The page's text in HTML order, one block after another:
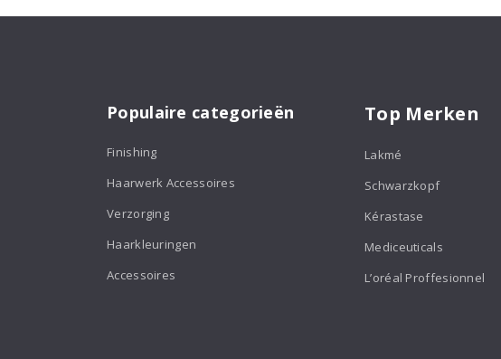
Populaire categorieën
Finishing
Haarwerk Accessoires
Verzorging
Haarkleuringen
Accessoires
Top Merken
Lakmé
Schwarzkopf
Kérastase
Mediceuticals
L’oréal Proffesionnel